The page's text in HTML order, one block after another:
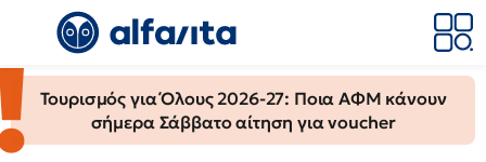
Τουρισμός για Όλους 2026-27: Ποια ΑΦΜ κάνουν
σήμερα Σάββατο αίτηση για voucher